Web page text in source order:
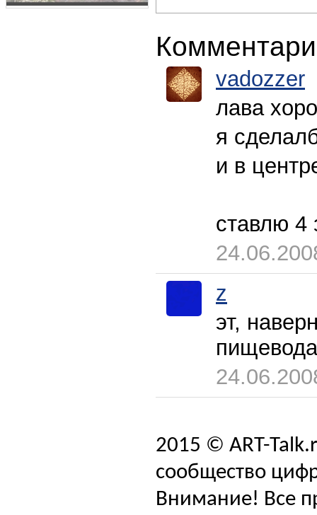
vadozzer
лава
я
и в
ставлю 4
z
эт,
2015 © ART-
сообщество
Внимание! Все